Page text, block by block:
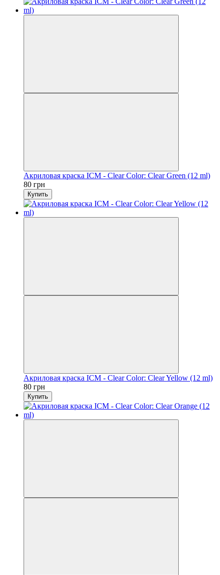
Акриловая краска ICM - Clear Color: Clear Green (12 ml)
80 грн
Купить
Акриловая краска ICM - Clear Color: Clear Yellow (12 ml)
80 грн
Купить